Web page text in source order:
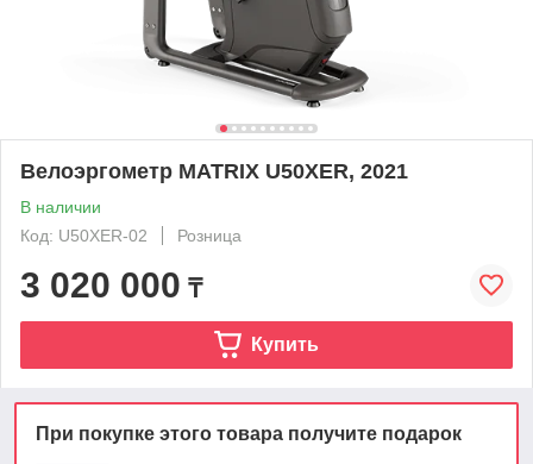
Велоэргометр MATRIX U50XER, 2021
В наличии
Код: U50XER-02
Розница
3 020 000 ₸
Купить
При покупке этого товара получите подарок